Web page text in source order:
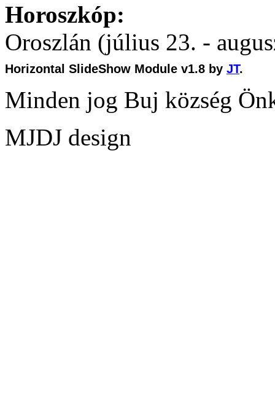
Horoszkóp:
Oroszlán (július 23. -
Horizontal SlideShow Module v1.8 by JT.
Minden jog Buj község
MJDJ design